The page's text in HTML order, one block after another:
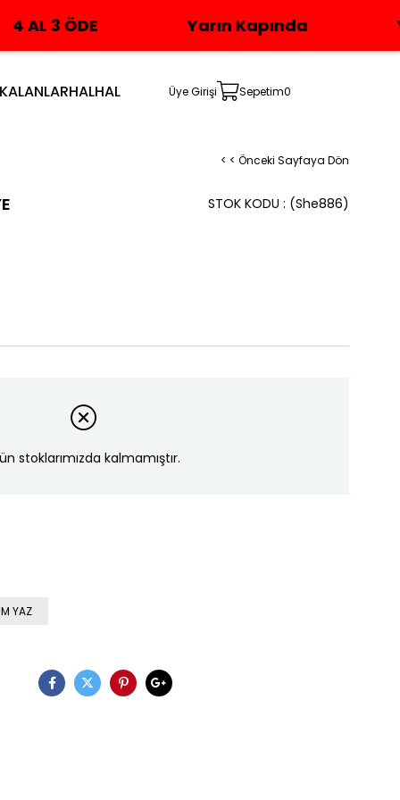
Yarın Kapında Yeni Üyelere
HALHAL Üye Girişi Sepetim0
< < Önceki Sayfaya Dön
(She886)
STOK KODU
stoklarımızda kalmamıştır.
YAZ